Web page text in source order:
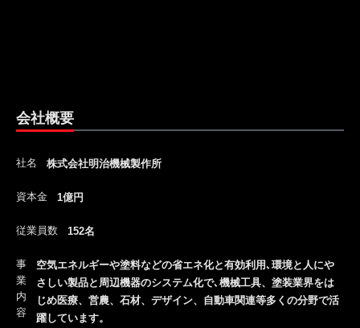
会社概要
社名 株式会社明治機械製作所
資本金 1億円
従業員数 152名
事
業
内
容
空気エネルギーや塗料などの省エネ化と有効利用､環境と人にや
さしい製品と周辺機器のシステム化で､機械工具、塗装業界をは
じめ医療、営農、石材、デザイン、自動車関連等多くの分野で活
躍しています。